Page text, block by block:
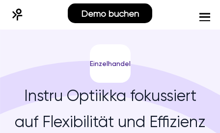
Demo buchen
Einzelhandel
Instru Optiikka fokussiert
auf Flexibilität und Effizienz